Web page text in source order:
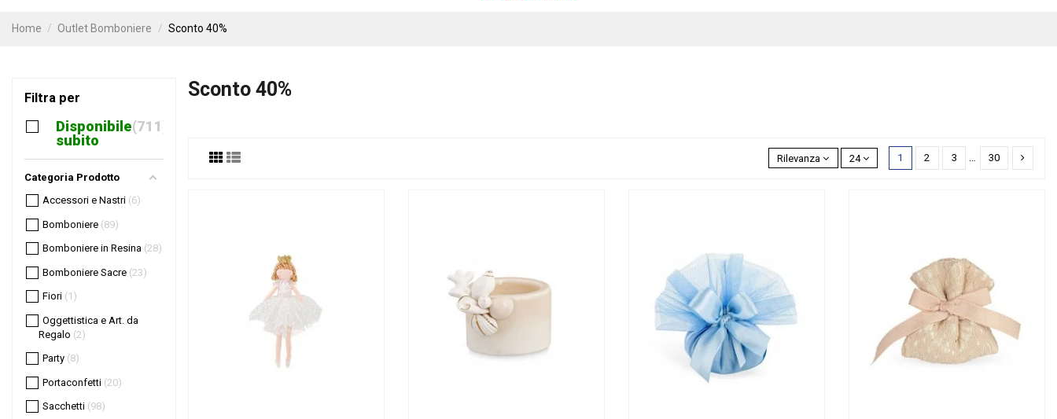
Home Outlet Bomboniere Sconto 40%
Sconto 40%
Rilevanza 24 1 2 3 … 30
Filtra per
Disponibile
subito
711
Categoria Prodotto
Accessori e Nastri 6
Bomboniere 89
Bomboniere in Resina 28
Bomboniere Sacre 23
Fiori 1
Oggettistica e Art. da
Regalo 2
Party 8
Portaconfetti 20
Sacchetti 98